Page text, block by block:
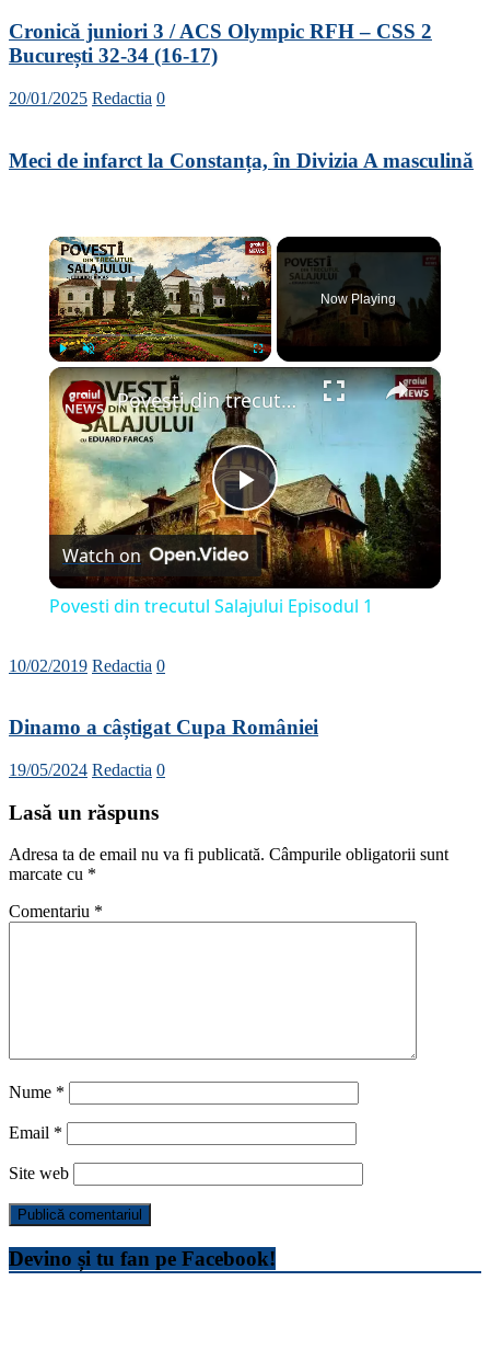
Cronică juniori 3 / ACS Olympic RFH – CSS 2
București 32-34 (16-17)
20/01/2025 Redactia 0
Meci de infarct la Constanța, în Divizia A masculină
×
Play Unmute Fullscreen
Now Playing
×
Play
Video
Povesti din trecutul Salajului Episodul 1
Watch on
Povesti din trecutul Salajului Episodul 1
10/02/2019 Redactia 0
Dinamo a câștigat Cupa României
19/05/2024 Redactia 0
Lasă un răspuns
Adresa ta de email nu va fi publicată. Câmpurile obligatorii sunt
marcate cu *
Comentariu *
Nume *
Email *
Site web
Devino și tu fan pe Facebook!